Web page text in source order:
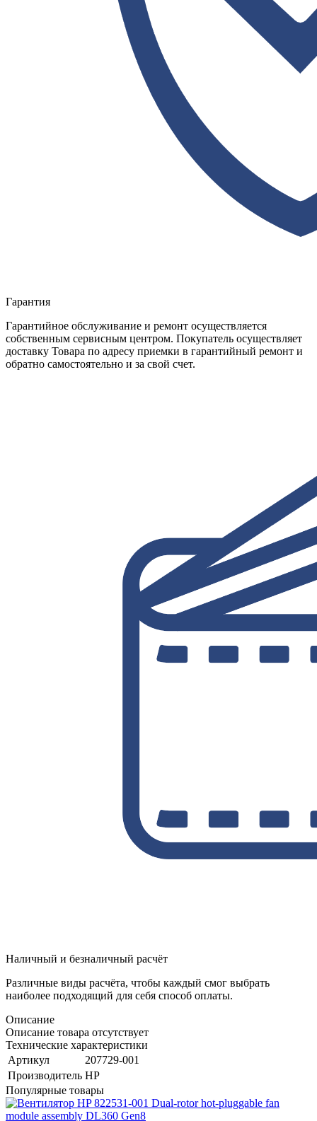
Гарантия
Гарантийное обслуживание и ремонт осуществляется
собственным сервисным центром. Покупатель осуществляет
доставку Товара по адресу приемки в гарантийный ремонт и
обратно самостоятельно и за свой счет.
Наличный и безналичный расчёт
Различные виды расчёта, чтобы каждый смог выбрать
наиболее подходящий для себя способ оплаты.
Описание
Описание товара отсутствует
Технические характеристики
Артикул
207729-001
Производитель HP
Популярные товары